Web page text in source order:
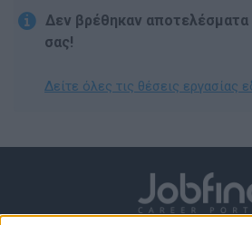
Δεν βρέθηκαν αποτελέσματα
σας!
Δείτε όλες τις θέσεις εργασίας